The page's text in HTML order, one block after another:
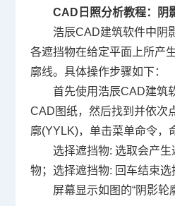
CAD日照分析教程：阴
浩辰CAD建筑软件中阴
各遮挡物在给定平面上所产
廓线。具体操作步骤如下：
首先使用浩辰CAD建筑
CAD图纸，然后找到并依次
廓(YYLK)，单击菜单命令，
选择遮挡物: 选取会产
物；选择遮挡物: 回车结束选
屏幕显示如图的“阴影轮